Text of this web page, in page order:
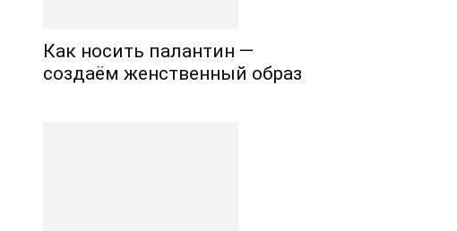
Как носить палантин —
создаём женственный образ